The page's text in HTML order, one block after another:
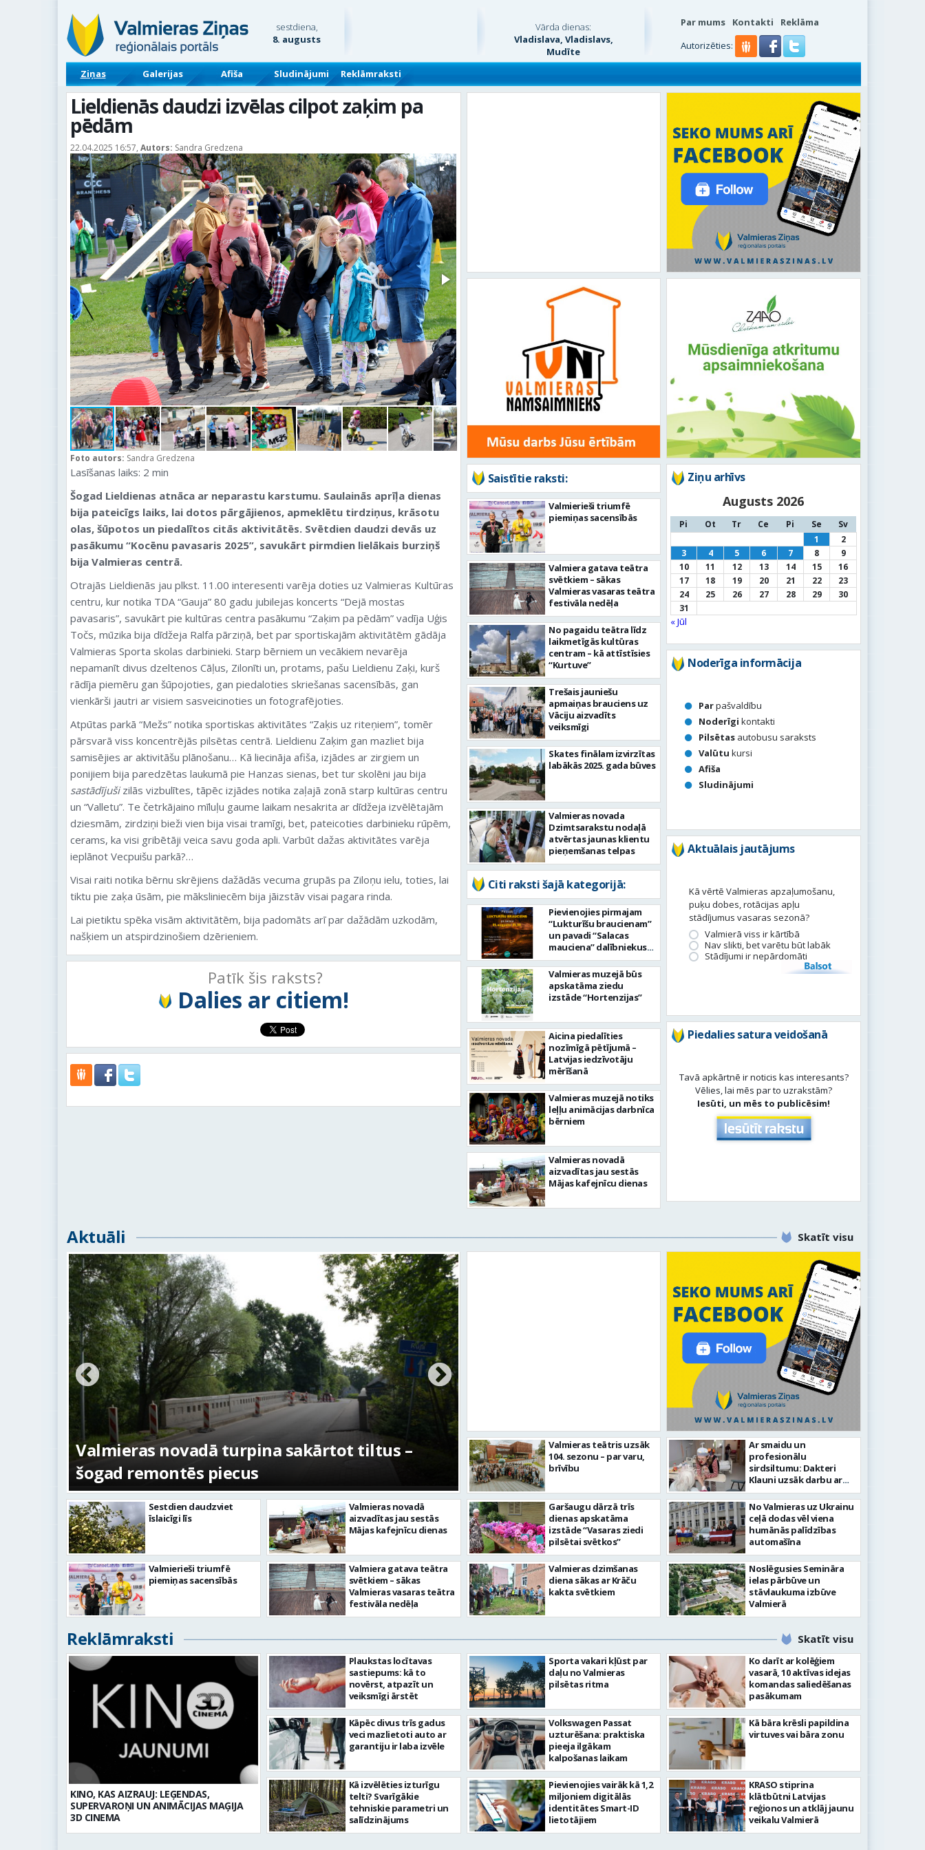
sestdiena,
8. augusts
Vārda dienas:
Vladislava, Vladislavs,
Mudīte
Par mums Kontakti
Reklāma
Autorizēties:
Ziņas Galerijas Afiša Sludinājumi Reklāmraksti
Lieldienās daudzi izvēlas cilpot zaķim pa
pēdām
22.04.2025 16:57, Autors: Sandra Gredzena
Foto autors: Sandra Gredzena
Lasīšanas laiks: 2 min
Šogad Lieldienas atnāca ar neparastu karstumu. Saulainās aprīļa dienas
bija pateicīgs laiks, lai dotos pārgājienos, apmeklētu tirdziņus, krāsotu
olas, šūpotos un piedalītos citās aktivitātēs. Svētdien daudzi devās uz
pasākumu “Kocēnu pavasaris 2025”, savukārt pirmdien lielākais burziņš
bija Valmieras centrā.
Otrajās Lieldienās jau plkst. 11.00 interesenti varēja doties uz Valmieras Kultūras
centru, kur notika TDA “Gauja” 80 gadu jubilejas koncerts “Dejā mostas
pavasaris”, savukārt pie kultūras centra pasākumu “Zaķim pa pēdām” vadīja Uģis
Točs, mūzika bija dīdžeja Ralfa pārziņā, bet par sportiskajām aktivitātēm gādāja
Valmieras Sporta skolas darbinieki. Starp bērniem un vecākiem nevarēja
nepamanīt divus dzeltenos Cāļus, Zilonīti un, protams, pašu Lieldienu Zaķi, kurš
rādīja piemēru gan šūpojoties, gan piedaloties skriešanas sacensībās, gan
vienkārši jautri ar visiem sasveicinoties un fotografējoties.
Atpūtas parkā “Mežs” notika sportiskas aktivitātes “Zaķis uz riteņiem”, tomēr
pārsvarā viss koncentrējās pilsētas centrā. Lieldienu Zaķim gan mazliet bija
samisējies ar aktivitāšu plānošanu… Kā liecināja afiša, izjādes ar zirgiem un
ponijiem bija paredzētas laukumā pie Hanzas sienas, bet tur skolēni jau bija
sastādījušizilās vizbulītes, tāpēc izjādes notika zaļajā zonā starp kultūras centru
un “Valletu”. Te četrkājaino mīluļu gaume laikam nesakrita ar dīdžeja izvēlētajām
dziesmām, zirdziņi bieži vien bija visai tramīgi, bet, pateicoties darbinieku rūpēm,
cerams, ka visi gribētāji veica savu goda apli. Varbūt dažas aktivitātes varēja
ieplānot Vecpuišu parkā?…
Visai raiti notika bērnu skrējiens dažādās vecuma grupās pa Ziloņu ielu, toties, lai
tiktu pie zaķa ūsām, pie māksliniecēm bija jāizstāv visai pagara rinda.
Lai pietiktu spēka visām aktivitātēm, bija padomāts arī par dažādām uzkodām,
našķiem un atspirdzinošiem dzērieniem.
Patīk šis raksts?
Dalies ar citiem!
Saistītie raksti:
Valmierieši triumfē
piemiņas sacensībās
Valmiera gatava teātra
svētkiem – sākas
Valmieras vasaras teātra
festivāla nedēļa
No pagaidu teātra līdz
laikmetīgās kultūras
centram – kā attīstīsies
“Kurtuve”
Trešais jauniešu
apmaiņas brauciens uz
Vāciju aizvadīts
veiksmīgi
Skates finālam izvirzītas
labākās 2025. gada būves
Valmieras novada
Dzimtsarakstu nodaļā
atvērtas jaunas klientu
pieņemšanas telpas
Citi raksti šajā kategorijā:
Pievienojies pirmajam
“Lukturīšu braucienam”
un pavadi “Salacas
mauciena” dalībniekus
ceļā uz jūru!
Valmieras muzejā būs
apskatāma ziedu
izstāde “Hortenzijas”
Aicina piedalīties
nozīmīgā pētījumā –
Latvijas iedzīvotāju
mērīšanā
Valmieras muzejā notiks
leļļu animācijas darbnīca
bērniem
Valmieras novadā
aizvadītas jau sestās
Mājas kafejnīcu dienas
Ziņu arhīvs
Augusts 2026
Pi Ot Tr Ce Pi Se
Sv
1
2
3
4 5 6 7 8
9
10
11 12 13 14 15
16
17
18 19 20 21 22
23
24
25 26 27 28 29
30
31
« Jūl
Noderīga informācija
Parpašvaldību
Noderīgi kontakti
Pilsētas autobusu saraksts
Valūtu kursi
Afiša
Sludinājumi
Aktuālais jautājums
Kā vērtē Valmieras apzaļumošanu,
puķu dobes, rotācijas apļu
stādījumus vasaras sezonā?
Valmierā viss ir kārtībā
Nav slikti, bet varētu būt labāk
Stādījumi ir nepārdomāti
Balsot
Piedalies satura veidošanā
Tavā apkārtnē ir noticis kas interesants?
Vēlies, lai mēs par to uzrakstām?
Iesūti, un mēs to publicēsim!
Aktuāli Skatīt visu
Valmieras novadā turpina sakārtot tiltus –
šogad remontēs piecus
No pagaidu teātra līdz laikmetīgās kultūras
centram – kā attīstīsies “Kurtuve”
Sestdien daudzviet
īslaicīgi līs
Valmierieši triumfē
piemiņas sacensībās
Valmieras novadā
aizvadītas jau sestās
Mājas kafejnīcu dienas
Valmiera gatava teātra
svētkiem – sākas
Valmieras vasaras teātra
festivāla nedēļa
Valmieras teātris uzsāk
104. sezonu – par varu,
brīvību
Garšaugu dārzā trīs
dienas apskatāma
izstāde “Vasaras ziedi
pilsētai svētkos”
Valmieras dzimšanas
diena sākas ar Krāču
kakta svētkiem
Ar smaidu un
profesionālu
sirdsiltumu: Dakteri
Klauni uzsāk darbu ar
senioriem Vidzemes
slimnīcā
No Valmieras uz Ukrainu
ceļā dodas vēl viena
humānās palīdzības
automašīna
Noslēgusies Semināra
ielas pārbūve un
stāvlaukuma izbūve
Valmierā
Reklāmraksti Skatīt visu
KINO, KAS AIZRAUJ: LEĢENDAS,
SUPERVAROŅI UN ANIMĀCIJAS MAĢIJA
3D CINEMA
Plaukstas locītavas
sastiepums: kā to
novērst, atpazīt un
veiksmīgi ārstēt
Kāpēc divus trīs gadus
veci mazlietoti auto ar
garantiju ir laba izvēle
Kā izvēlēties izturīgu
telti? Svarīgākie
tehniskie parametri un
salīdzinājums
Sporta vakari kļūst par
daļu no Valmieras
pilsētas ritma
Volkswagen Passat
uzturēšana: praktiska
pieeja ilgākam
kalpošanas laikam
Pievienojies vairāk kā 1,2
miljoniem digitālās
identitātes Smart-ID
lietotājiem
Ko darīt ar kolēģiem
vasarā, 10 aktīvas idejas
komandas saliedēšanas
pasākumam
Kā bāra krēsli papildina
virtuves vai bāra zonu
KRASO stiprina
klātbūtni Latvijas
reģionos un atklāj jaunu
veikalu Valmierā